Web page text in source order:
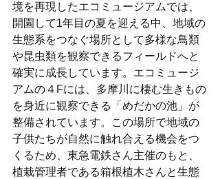
境を再現したエコミュージアムでは、
開園して1年目の夏を迎える中、地域の
生態系をつなぐ場所として多様な鳥類
や昆虫類を観察できるフィールドへと
確実に成長しています。エコミュージ
アムの４Fには、多摩川に棲む生きもの
を身近に観察できる「めだかの池」が
整備されています。この場所で地域の
子供たちが自然に触れ合える機会をつ
くるため、東急電鉄さん主催のもと、
植栽管理者である箱根植木さんと生態